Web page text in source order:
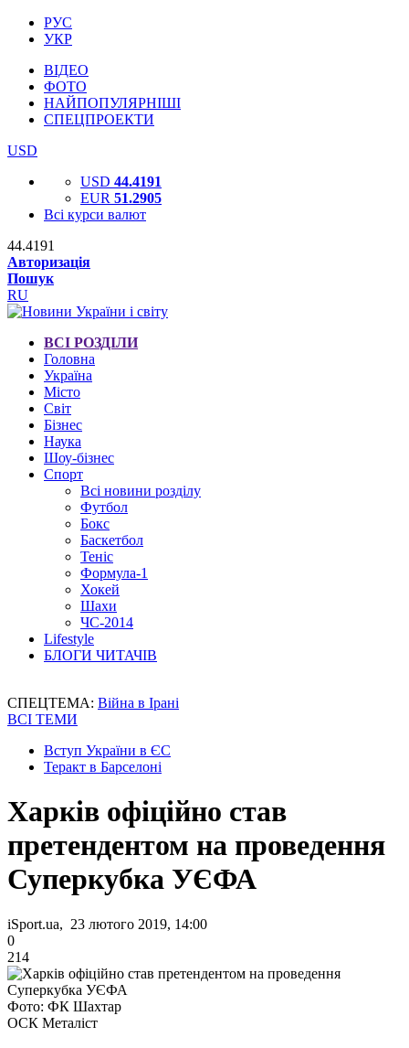
РУС
УКР
ВІДЕО
ФОТО
НАЙПОПУЛЯРНІШІ
СПЕЦПРОЕКТИ
USD
USD 44.4191
EUR 51.2905
Всі курси валют
44.4191
Авторизація
Пошук
RU
ВСІ РОЗДІЛИ
Головна
Україна
Місто
Світ
Бізнес
Наука
Шоу-бізнес
Спорт
Всі новини розділу
Футбол
Бокс
Баскетбол
Теніс
Формула-1
Хокей
Шахи
ЧС-2014
Lifestyle
БЛОГИ ЧИТАЧІВ
СПЕЦТЕМА: Війна в Ірані
ВСІ ТЕМИ
Вступ України в ЄС
Теракт в Барселоні
Харків офіційно став
претендентом на проведення
Суперкубка УЄФА
iSport.ua, 23 лютого 2019, 14:00
0
214
Фото: ФК Шахтар
ОСК Металіст